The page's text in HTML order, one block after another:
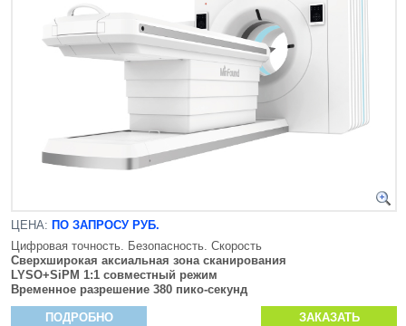
ЦЕНА: ПО ЗАПРОСУ РУБ.
Цифровая точность. Безопасность. Скорость
Сверхширокая аксиальная зона сканирования
LYSO+SiPM 1:1 совместный режим
Временное разрешение 380 пико-секунд
ПОДРОБНО ЗАКАЗАТЬ